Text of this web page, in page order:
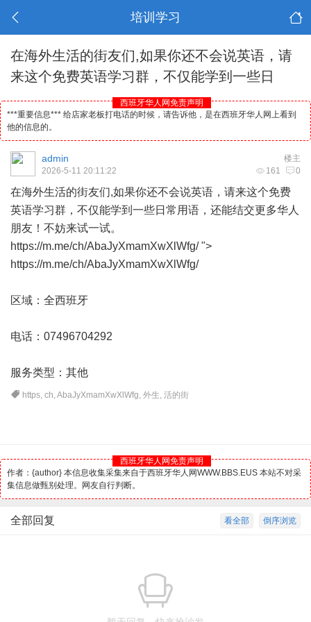
培训学习
在海外生活的街友们,如果你还不会说英语，请
来这个免费英语学习群，不仅能学到一些日
西班牙华人网免责声明
***重要信息*** 给店家老板打电话的时候，请告诉他，是在西班牙华人网上看到
他的信息的。
楼主
admin
161 0
2026-5-11 20:11:22
在海外生活的街友们,如果你还不会说英语，请来这个免费
英语学习群，不仅能学到一些日常用语，还能结交更多华人
朋友！不妨来试一试。
https://m.me/ch/AbaJyXmamXwXlWfg/ ">
https://m.me/ch/AbaJyXmamXwXlWfg/
区域：全西班牙
电话：07496704292
服务类型：其他
https,ch,AbaJyXmamXwXlWfg,外生,活的街
西班牙华人网免责声明
作者：{author} 本信息收集采集来自于西班牙华人网WWW.BBS.EUS 本站不对采
集信息做甄别处理。网友自行判断。
倒序浏览
看全部
全部回复